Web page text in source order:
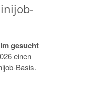
gesucht
einen
Basis.